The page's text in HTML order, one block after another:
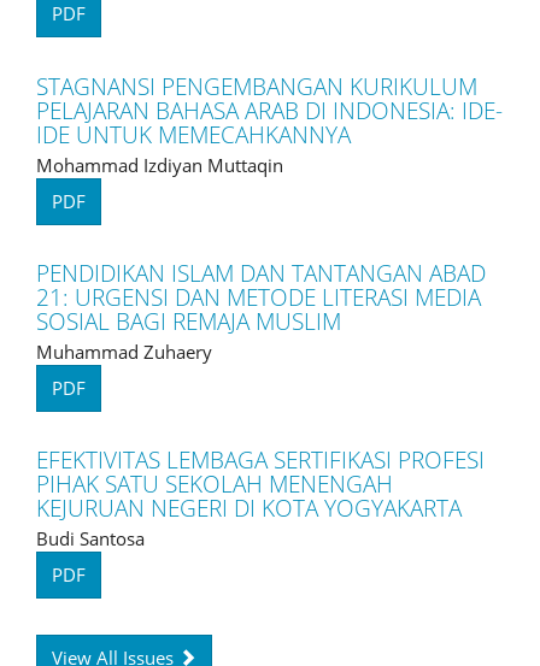
PDF
STAGNANSI PENGEMBANGAN KURIKULUM
PELAJARAN BAHASA ARAB DI INDONESIA: IDE-
IDE UNTUK MEMECAHKANNYA
Mohammad Izdiyan Muttaqin
PDF
PENDIDIKAN ISLAM DAN TANTANGAN ABAD
21: URGENSI DAN METODE LITERASI MEDIA
SOSIAL BAGI REMAJA MUSLIM
Muhammad Zuhaery
PDF
EFEKTIVITAS LEMBAGA SERTIFIKASI PROFESI
PIHAK SATU SEKOLAH MENENGAH
KEJURUAN NEGERI DI KOTA YOGYAKARTA
Budi Santosa
PDF
View All Issues